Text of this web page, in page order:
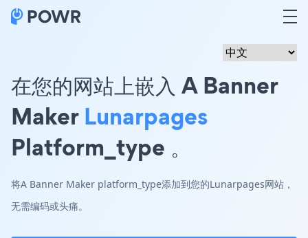
在您的网站上嵌入 A Banner
MakerLunarpages
Platform_type 。
将A Banner Maker platform_type添加到您的Lunarpages网站，
无需编码或头痛。